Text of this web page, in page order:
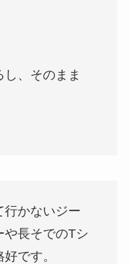
、そのまま
行かないジー
や長そでのTシ
です。